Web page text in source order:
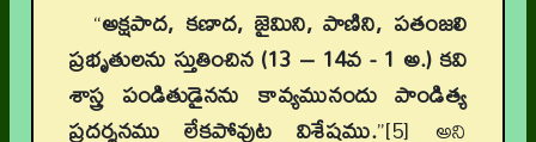
“అక్షపాద, కణాద, జైమిని, పాణిని, పతంజలి
ప్రభృతులను స్తుతించిన (13 – 14వ - 1 అ.) కవి
శాస్త్ర పండితుడైనను కావ్యమునందు పాండిత్య
ప్రదర్శనము లేకపోవుట విశేషము.”[5] అని